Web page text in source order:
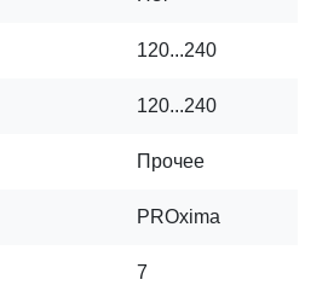
120...240
120...240
Прочее
PROxima
7